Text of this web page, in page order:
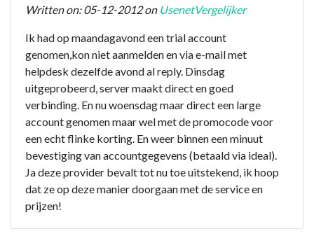
Written on: 05-12-2012 on UsenetVergelijker
Ik had op maandagavond een trial account
genomen,kon niet aanmelden en via e-mail met
helpdesk dezelfde avond al reply. Dinsdag
uitgeprobeerd, server maakt direct en goed
verbinding. En nu woensdag maar direct een large
account genomen maar wel met de promocode voor
een echt flinke korting. En weer binnen een minuut
bevestiging van accountgegevens (betaald via ideal).
Ja deze provider bevalt tot nu toe uitstekend, ik hoop
dat ze op deze manier doorgaan met de service en
prijzen!